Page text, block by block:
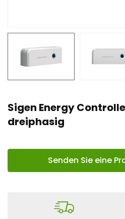
Sigen Energy
dreiphasig
Senden Sie eine